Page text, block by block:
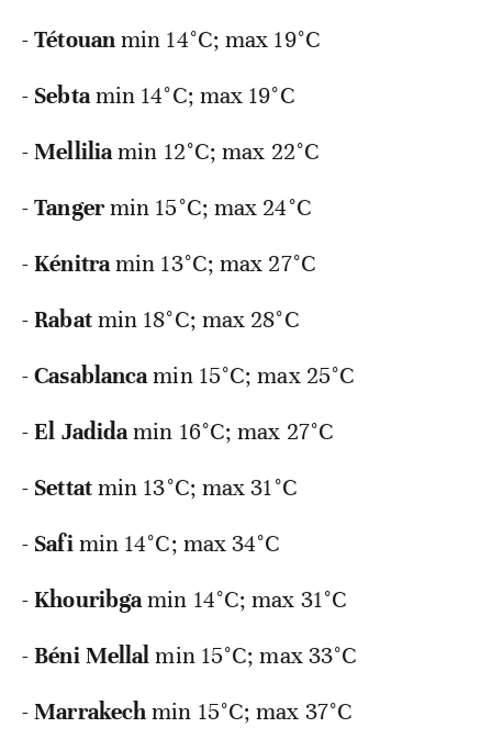
-Tétouanmin 14°C; max 19°C
- Sebtamin 14°C; max 19°C
-Melliliamin 12°C; max 22°C
-Tangermin 15°C; max 24°C
-Kénitramin 13°C; max 27°C
-Rabatmin 18°C; max 28°C
-Casablancamin 15°C; max 25°C
-El Jadidamin 16°C; max 27°C
- Settatmin 13°C; max 31°C
- Safimin 14°C; max 34°C
-Khouribgamin 14°C; max 31°C
-Béni Mellalmin 15°C; max 33°C
-Marrakechmin 15°C; max 37°C